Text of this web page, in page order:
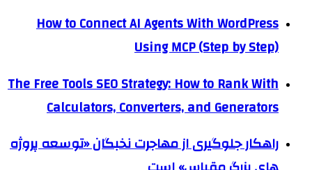
How to Connect AI Agents With WordPress
Using MCP (Step by Step)
The Free Tools SEO Strategy: How to Rank With
Calculators, Converters, and Generators
راهکار جلوگیری از مهاجرت نخبگان «توسعه پروژه